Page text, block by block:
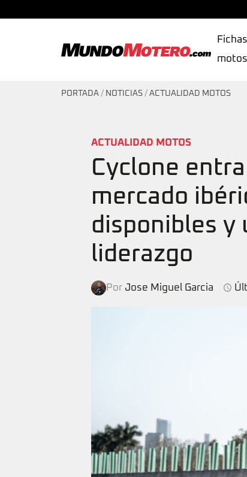
motos
PORTADA / NOTICIAS / ACTUALIDAD MOTOS
ACTUALIDAD MOTOS
Cyclone
mercado
disponibles y
liderazgo
Por Jose Miguel Garcia